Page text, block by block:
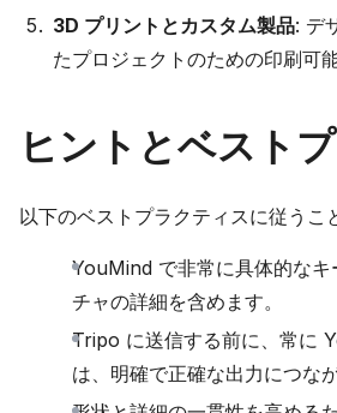
3D プリントとカスタム製品: デ
たプロジェクトのための印刷可
ヒントとベスト
以下のベストプラクティスに従う
YouMind で非常に具体的な
チャの詳細を含めます。
Tripo に送信する前に、常に
は、明確で正確な出力につなが